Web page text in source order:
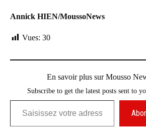
Annick HIEN/MoussoNews
Vues: 30
En savoir plus sur Mousso
Subscribe to get the latest posts sent to
Saisissez votre adresse e-mail…